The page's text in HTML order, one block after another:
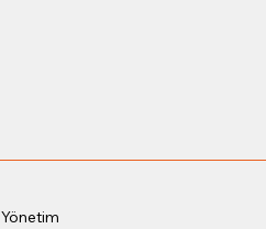
Yönetim